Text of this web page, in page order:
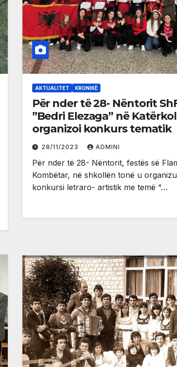
AKTUALITET KRONIKË
Për nder të 28- Nëntorit
”Bedri Elezaga” në
organizoi konkurs tematik
28/11/2023 ADMINI
Për nder të 28- Nëntorit, festës së
Kombëtar, në shkollën tonë u
konkursi letraro- artistik me temë “…